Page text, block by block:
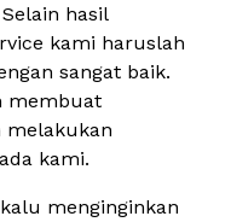
hasil
kami haruslah
sangat baik.
membuat
melakukan
kami.
menginginkan